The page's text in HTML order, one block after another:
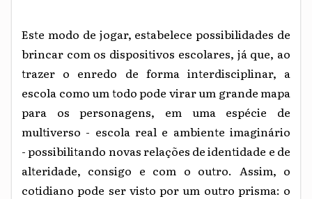
Este modo de jogar, estabelece possibilidades de
brincar com os dispositivos escolares, já que, ao
trazer o enredo de forma interdisciplinar, a
escola como um todo pode virar um grande mapa
para os personagens, em uma espécie de
multiverso - escola real e ambiente imaginário
- possibilitando novas relações de identidade e de
alteridade, consigo e com o outro. Assim, o
cotidiano pode ser visto por um outro prisma: o